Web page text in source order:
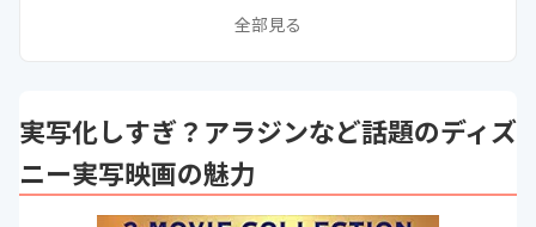
ディズニーの実写映画を見る順番は？
全部見る
実写化しすぎ？アラジンなど話題のディズ
ニー実写映画の魅力